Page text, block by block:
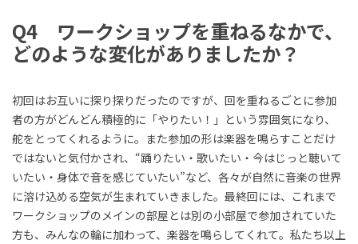
Q4 ワークショップを重ねるなかで、
どのような変化がありましたか？
初回はお互いに探り探りだったのですが、回を重ねるごとに参加
者の方がどんどん積極的に「やりたい！」という雰囲気になり、
舵をとってくれるように。また参加の形は楽器を鳴らすことだけ
ではないと気付かされ、“踊りたい・歌いたい・今はじっと聴いて
いたい・身体で音を感じていたい”など、各々が自然に音楽の世界
に溶け込める空気が生まれていきました。最終回には、これまで
ワークショップのメインの部屋とは別の小部屋で参加されていた
方も、みんなの輪に加わって、楽器を鳴らしてくれて。私たち以上